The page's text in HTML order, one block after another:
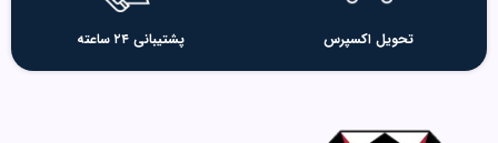
تحویل اکسپرس پشتیبانی ۲۴ ساعته